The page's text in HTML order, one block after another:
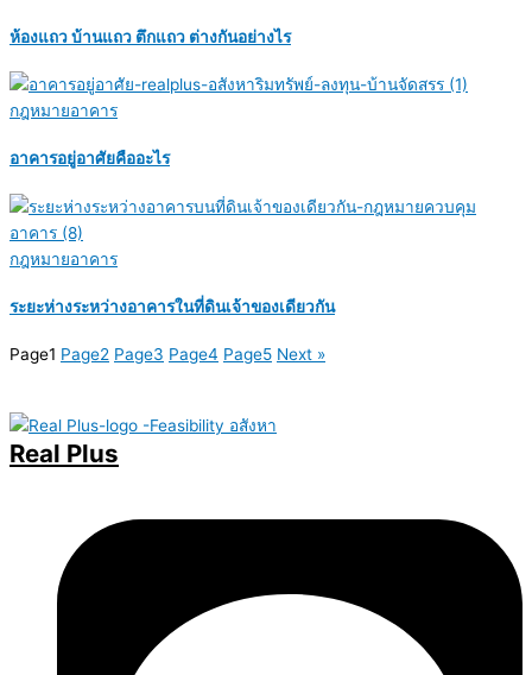
ห้องแถว บ้านแถว ตึกแถว ต่างกันอย่างไร
กฎหมายอาคาร
อาคารอยู่อาศัยคืออะไร
กฎหมายอาคาร
ระยะห่างระหว่างอาคารในที่ดินเจ้าของเดียวกัน
Page1 Page2 Page3 Page4 Page5 Next »
Real Plus